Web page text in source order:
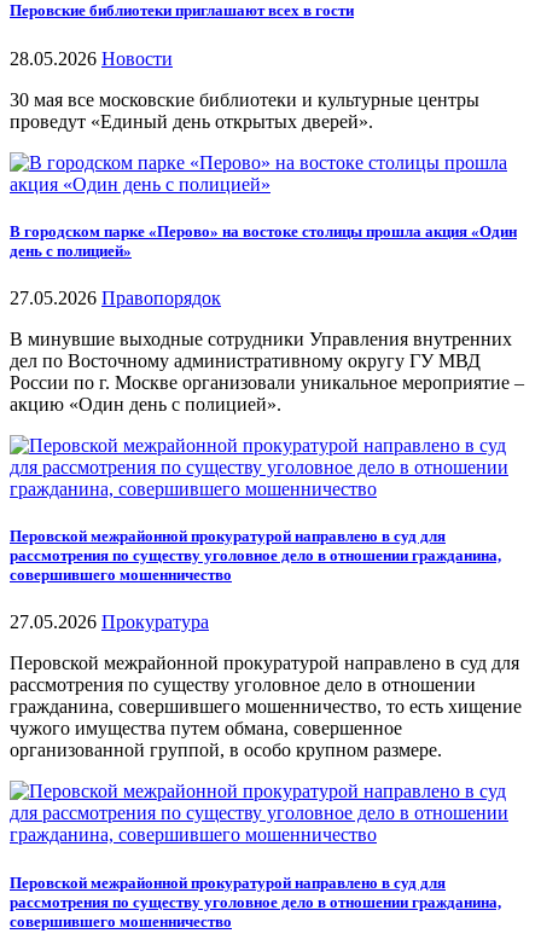
Перовские библиотеки приглашают всех в гости
28.05.2026 Новости
30 мая все московские библиотеки и культурные центры
проведут «Единый день открытых дверей».
В городском парке «Перово» на востоке столицы прошла акция «Один
день с полицией»
27.05.2026 Правопорядок
В минувшие выходные сотрудники Управления внутренних
дел по Восточному административному округу ГУ МВД
России по г. Москве организовали уникальное мероприятие –
акцию «Один день с полицией».
Перовской межрайонной прокуратурой направлено в суд для
рассмотрения по существу уголовное дело в отношении гражданина,
совершившего мошенничество
27.05.2026 Прокуратура
Перовской межрайонной прокуратурой направлено в суд для
рассмотрения по существу уголовное дело в отношении
гражданина, совершившего мошенничество, то есть хищение
чужого имущества путем обмана, совершенное
организованной группой, в особо крупном размере.
Перовской межрайонной прокуратурой направлено в суд для
рассмотрения по существу уголовное дело в отношении гражданина,
совершившего мошенничество